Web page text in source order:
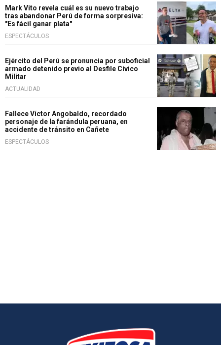
Mark Vito revela cuál es su nuevo trabajo
tras abandonar Perú de forma sorpresiva:
"Es fácil ganar plata"
ESPECTÁCULOS
Ejército del Perú se pronuncia por suboficial
armado detenido previo al Desfile Cívico
Militar
ACTUALIDAD
Fallece Víctor Angobaldo, recordado
personaje de la farándula peruana, en
accidente de tránsito en Cañete
ESPECTÁCULOS